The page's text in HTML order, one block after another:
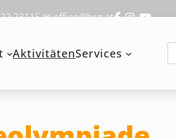
23115 ✉ office@brg.at
AktivitätenServices